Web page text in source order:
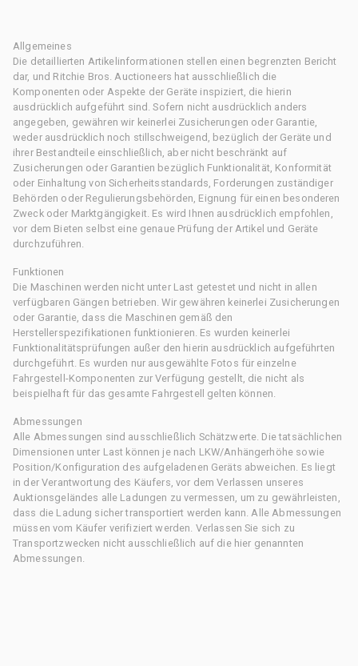
Allgemeines
Die detaillierten Artikelinformationen stellen einen begrenzten Bericht
dar, und Ritchie Bros. Auctioneers hat ausschließlich die
Komponenten oder Aspekte der Geräte inspiziert, die hierin
ausdrücklich aufgeführt sind. Sofern nicht ausdrücklich anders
angegeben, gewähren wir keinerlei Zusicherungen oder Garantie,
weder ausdrücklich noch stillschweigend, bezüglich der Geräte und
ihrer Bestandteile einschließlich, aber nicht beschränkt auf
Zusicherungen oder Garantien bezüglich Funktionalität, Konformität
oder Einhaltung von Sicherheitsstandards, Forderungen zuständiger
Behörden oder Regulierungsbehörden, Eignung für einen besonderen
Zweck oder Marktgängigkeit. Es wird Ihnen ausdrücklich empfohlen,
vor dem Bieten selbst eine genaue Prüfung der Artikel und Geräte
durchzuführen.
Funktionen
Die Maschinen werden nicht unter Last getestet und nicht in allen
verfügbaren Gängen betrieben. Wir gewähren keinerlei Zusicherungen
oder Garantie, dass die Maschinen gemäß den
Herstellerspezifikationen funktionieren. Es wurden keinerlei
Funktionalitätsprüfungen außer den hierin ausdrücklich aufgeführten
durchgeführt. Es wurden nur ausgewählte Fotos für einzelne
Fahrgestell-Komponenten zur Verfügung gestellt, die nicht als
beispielhaft für das gesamte Fahrgestell gelten können.
Abmessungen
Alle Abmessungen sind ausschließlich Schätzwerte. Die tatsächlichen
Dimensionen unter Last können je nach LKW/Anhängerhöhe sowie
Position/Konfiguration des aufgeladenen Geräts abweichen. Es liegt
in der Verantwortung des Käufers, vor dem Verlassen unseres
Auktionsgeländes alle Ladungen zu vermessen, um zu gewährleisten,
dass die Ladung sicher transportiert werden kann. Alle Abmessungen
müssen vom Käufer verifiziert werden. Verlassen Sie sich zu
Transportzwecken nicht ausschließlich auf die hier genannten
Abmessungen.